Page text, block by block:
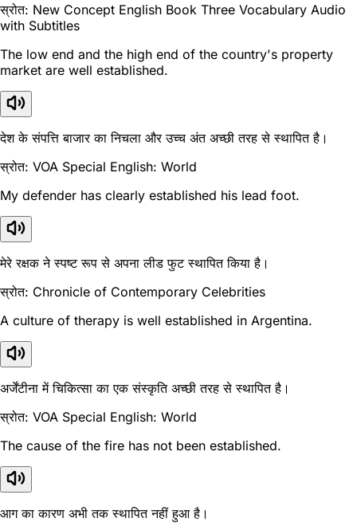
स्रोत: New Concept English Book Three Vocabulary Audio
with Subtitles
The low end and the high end of the country's property
market are well established.
देश के संपत्ति बाजार का निचला और उच्च अंत अच्छी तरह से स्थापित है।
स्रोत: VOA Special English: World
My defender has clearly established his lead foot.
मेरे रक्षक ने स्पष्ट रूप से अपना लीड फुट स्थापित किया है।
स्रोत: Chronicle of Contemporary Celebrities
A culture of therapy is well established in Argentina.
अर्जेंटीना में चिकित्सा का एक संस्कृति अच्छी तरह से स्थापित है।
स्रोत: VOA Special English: World
The cause of the fire has not been established.
आग का कारण अभी तक स्थापित नहीं हुआ है।